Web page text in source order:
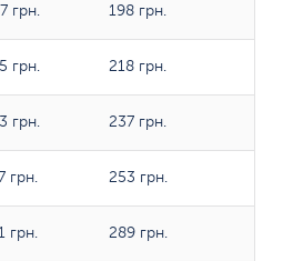
грн. 198 грн.
грн. 218 грн.
грн. 237 грн.
грн. 253 грн.
грн. 289 грн.